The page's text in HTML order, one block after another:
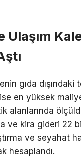
Ulaşım
gıda dışındaki
en yüksek
alanlarında
ve kira gideri 22
ve seyahat
hesaplandı.